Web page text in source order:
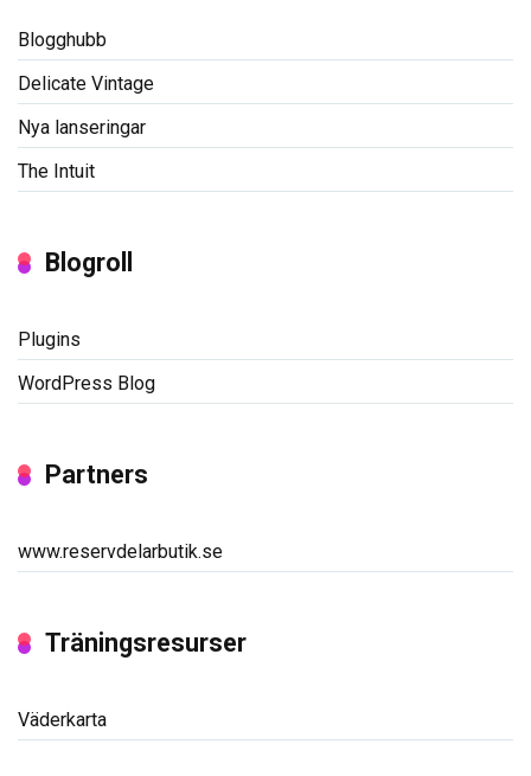
Blogghubb
Delicate Vintage
Nya lanseringar
The Intuit
Blogroll
Plugins
WordPress Blog
Partners
www.reservdelarbutik.se
Träningsresurser
Väderkarta